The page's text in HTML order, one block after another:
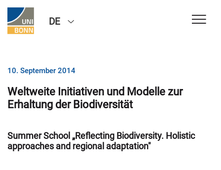
DE
10. September 2014
Weltweite Initiativen und Modelle zur
Erhaltung der Biodiversität
Summer School „Reflecting Biodiversity. Holistic
approaches and regional adaptation"